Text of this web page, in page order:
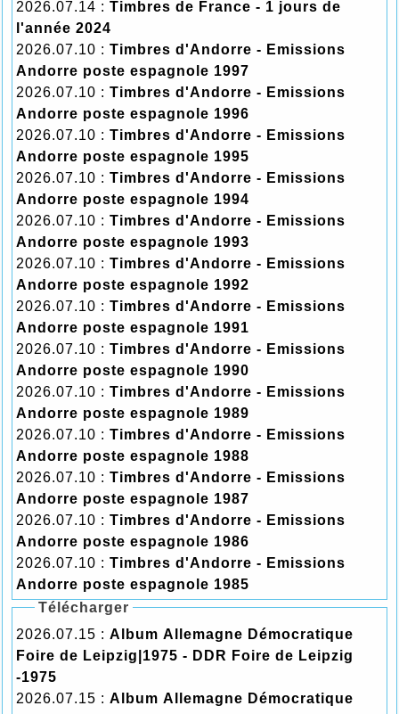
2026.07.14 : Timbres de France - 1 jours de
l'année 2024
2026.07.10 : Timbres d'Andorre - Emissions
Andorre poste espagnole 1997
2026.07.10 : Timbres d'Andorre - Emissions
Andorre poste espagnole 1996
2026.07.10 : Timbres d'Andorre - Emissions
Andorre poste espagnole 1995
2026.07.10 : Timbres d'Andorre - Emissions
Andorre poste espagnole 1994
2026.07.10 : Timbres d'Andorre - Emissions
Andorre poste espagnole 1993
2026.07.10 : Timbres d'Andorre - Emissions
Andorre poste espagnole 1992
2026.07.10 : Timbres d'Andorre - Emissions
Andorre poste espagnole 1991
2026.07.10 : Timbres d'Andorre - Emissions
Andorre poste espagnole 1990
2026.07.10 : Timbres d'Andorre - Emissions
Andorre poste espagnole 1989
2026.07.10 : Timbres d'Andorre - Emissions
Andorre poste espagnole 1988
2026.07.10 : Timbres d'Andorre - Emissions
Andorre poste espagnole 1987
2026.07.10 : Timbres d'Andorre - Emissions
Andorre poste espagnole 1986
2026.07.10 : Timbres d'Andorre - Emissions
Andorre poste espagnole 1985
Télécharger
2026.07.15 : Album Allemagne Démocratique
Foire de Leipzig|1975 - DDR Foire de Leipzig
-1975
2026.07.15 : Album Allemagne Démocratique